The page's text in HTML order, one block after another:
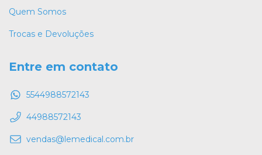
Quem Somos
Trocas e Devoluções
Entre em contato
5544988572143
44988572143
vendas@lemedical.com.br